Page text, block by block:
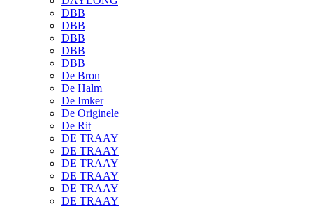
DBB
DBB
DBB
DBB
DBB
De Bron
De Halm
De Imker
De Originele
De Rit
DE TRAAY
DE TRAAY
DE TRAAY
DE TRAAY
DE TRAAY
DE TRAAY